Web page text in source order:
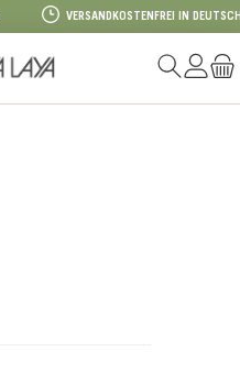
VERSANDKOSTENFREI IN